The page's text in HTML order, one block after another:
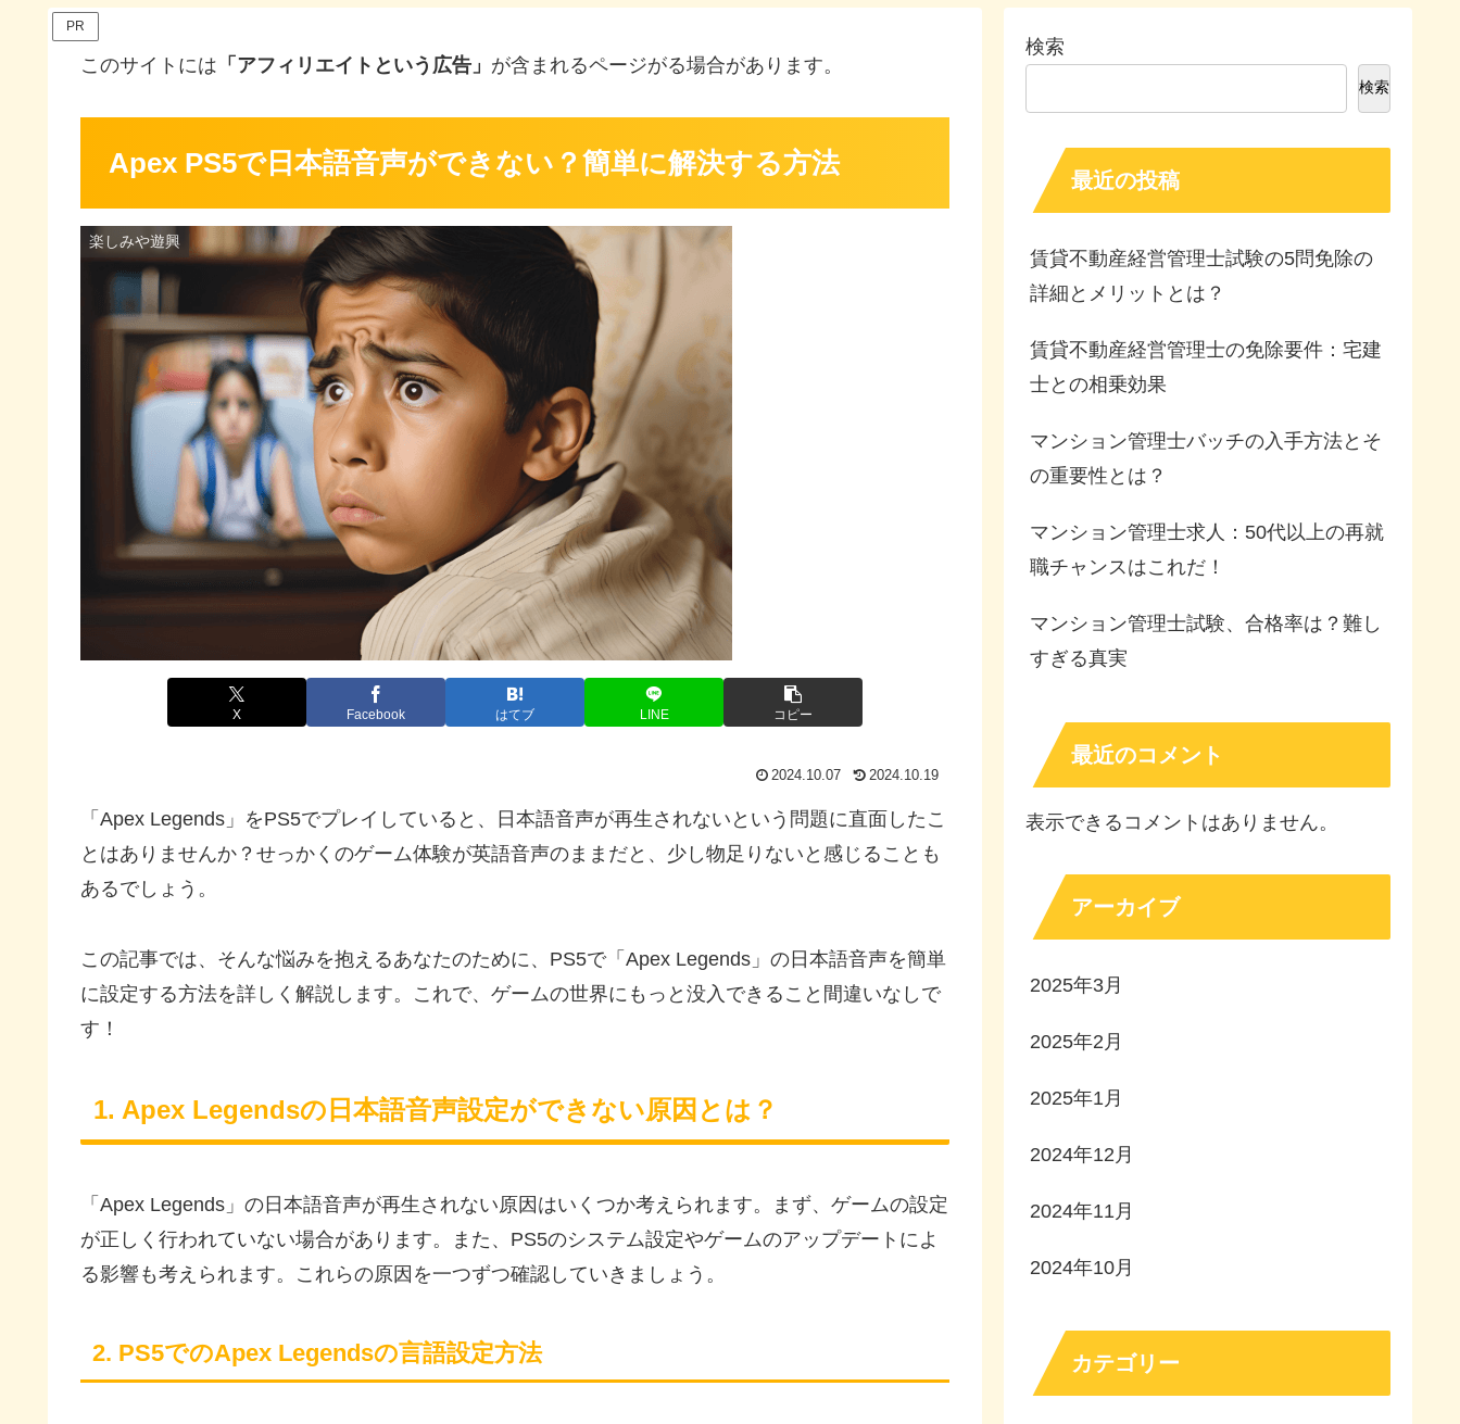
PR
このサイトには 「アフィリエイトという広告」 が含まれるページがる場合があります。
Apex PS5で日本語音声ができない？簡単に解決する方法
楽しみや遊興
X Facebook はてブ LINE コピー
2024.10.07 2024.10.19
「Apex Legends」をPS5でプレイしていると、日本語音声が再生されないという問題に直面したこ
とはありませんか？せっかくのゲーム体験が英語音声のままだと、少し物足りないと感じることも
あるでしょう。
この記事では、そんな悩みを抱えるあなたのために、PS5で「Apex Legends」の日本語音声を簡単
に設定する方法を詳しく解説します。これで、ゲームの世界にもっと没入できること間違いなしで
す！
1. Apex Legendsの日本語音声設定ができない原因とは？
「Apex Legends」の日本語音声が再生されない原因はいくつか考えられます。まず、ゲームの設定
が正しく行われていない場合があります。また、PS5のシステム設定やゲームのアップデートによ
る影響も考えられます。これらの原因を一つずつ確認していきましょう。
2. PS5でのApex Legendsの言語設定方法
検索
検索
最近の投稿
賃貸不動産経営管理士試験の5問免除の
詳細とメリットとは？
賃貸不動産経営管理士の免除要件：宅建
士との相乗効果
マンション管理士バッチの入手方法とそ
の重要性とは？
マンション管理士求人：50代以上の再就
職チャンスはこれだ！
マンション管理士試験、合格率は？難し
すぎる真実
最近のコメント
表示できるコメントはありません。
アーカイブ
2025年3月
2025年2月
2025年1月
2024年12月
2024年11月
2024年10月
カテゴリー